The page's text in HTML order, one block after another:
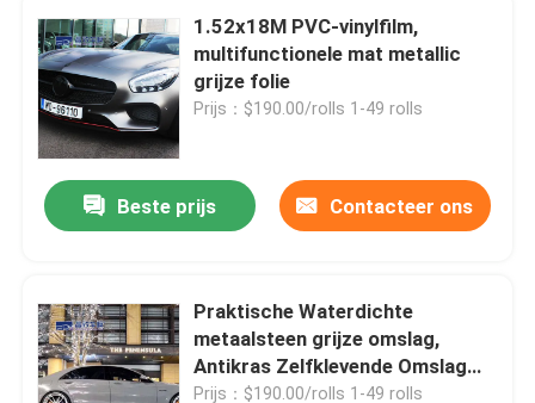
Kwaliteitscontrole
Contacteer ons
nieuws
Alle Gevallen
Gekleurde lakbeschermingsfolie
1.52x18M PVC-vinylfilm,
multifunctionele mat metallic
grijze folie
Prijs：$190.00/rolls 1-49 rolls
Beste prijs Contacteer ons
Praktische Waterdichte
metaalsteen grijze omslag,
Antikras Zelfklevende Omslag
voor Auto's
Prijs：$190.00/rolls 1-49 rolls